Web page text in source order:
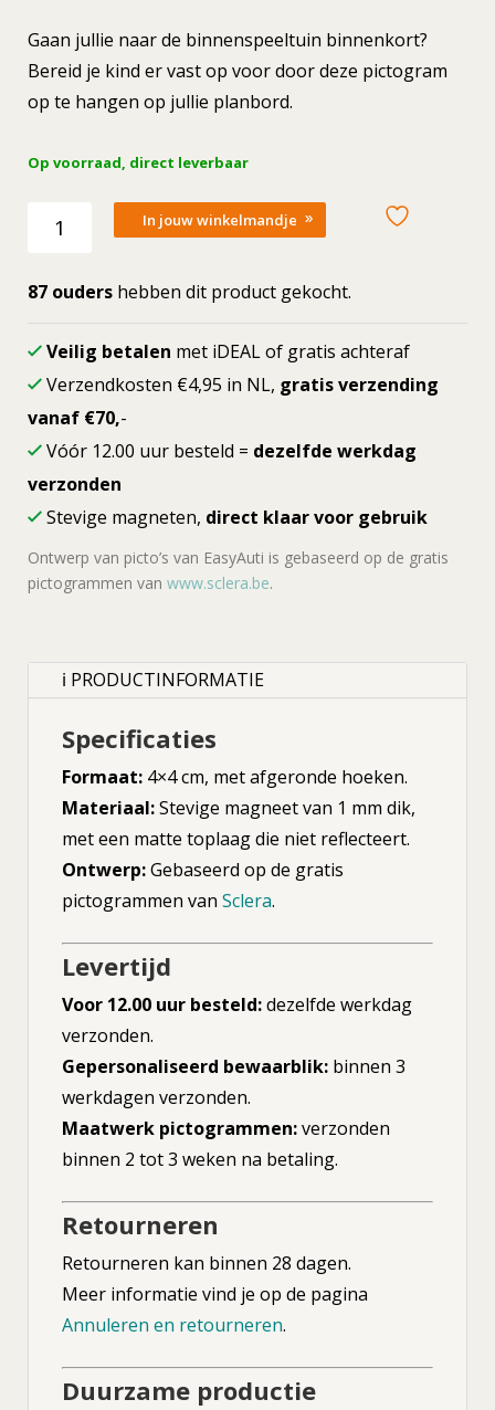
was:
1,65.
is:
1,32.
Gaan jullie naar de binnenspeeltuin binnenkort?
Bereid je kind er vast op voor door deze pictogram
op te hangen op jullie planbord.
Op voorraad, direct leverbaar
picto
aantal
In jouw winkelmandje
87 ouders hebben dit product gekocht.
Veilig betalen met iDEAL of gratis achteraf
Verzendkosten €4,95 in NL, gratis verzending
vanaf €70,-
Vóór 12.00 uur besteld = dezelfde werkdag
verzonden
Stevige magneten, direct klaar voor gebruik
Ontwerp van picto’s van EasyAuti is gebaseerd op de gratis
pictogrammen van www.sclera.be.
ℹ PRODUCTINFORMATIE
Specificaties
Formaat: 4×4 cm, met afgeronde hoeken.
Materiaal:Stevige magneet van 1 mm dik,
met een matte toplaag die niet reflecteert.
Ontwerp:Gebaseerd op de gratis
pictogrammen van Sclera.
Levertijd
Voor 12.00 uur besteld:dezelfde werkdag
verzonden.
Gepersonaliseerd bewaarblik: binnen 3
werkdagen verzonden.
Maatwerk pictogrammen:verzonden
binnen 2 tot 3 weken na betaling.
Retourneren
Retourneren kan binnen 28 dagen.
Meer informatie vind je op de pagina
Annuleren en retourneren.
Duurzame productie